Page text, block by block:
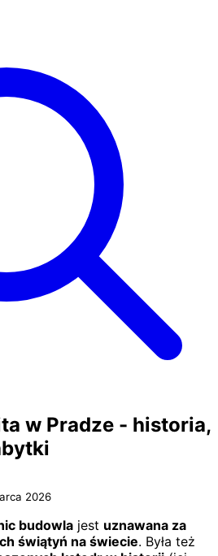
w Pradze - historia,
2026
budowla jest uznawana za
świątyń na świecie. Była też